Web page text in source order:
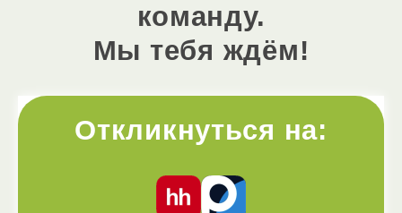
команду.
Мы тебя ждём!
Откликнуться на: